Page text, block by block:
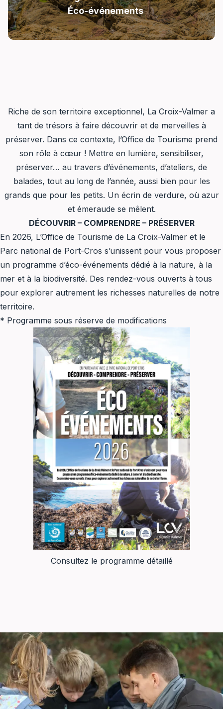
Éco-événements
Riche de son territoire exceptionnel, La Croix-Valmer a
tant de trésors à faire découvrir et de merveilles à
préserver. Dans ce contexte, l’Office de Tourisme prend
son rôle à cœur ! Mettre en lumière, sensibiliser,
préserver… au travers d’événements, d’ateliers, de
balades, tout au long de l’année, aussi bien pour les
grands que pour les petits. Un écrin de verdure, où azur
et émeraude se mêlent.
DÉCOUVRIR – COMPRENDRE – PRÉSERVER
En 2026, L’Office de Tourisme de La Croix-Valmer et le
Parc national de Port-Cros s’unissent pour vous proposer
un programme d’éco-événements dédié à la nature, à la
mer et à la biodiversité. Des rendez-vous ouverts à tous
pour explorer autrement les richesses naturelles de notre
territoire.
* Programme sous réserve de modifications
Consultez le programme détaillé